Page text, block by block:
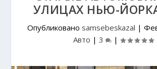
УЛИЦАХ НЬЮ-
Опубликовано samsebeskazal |
Авто | 3 |